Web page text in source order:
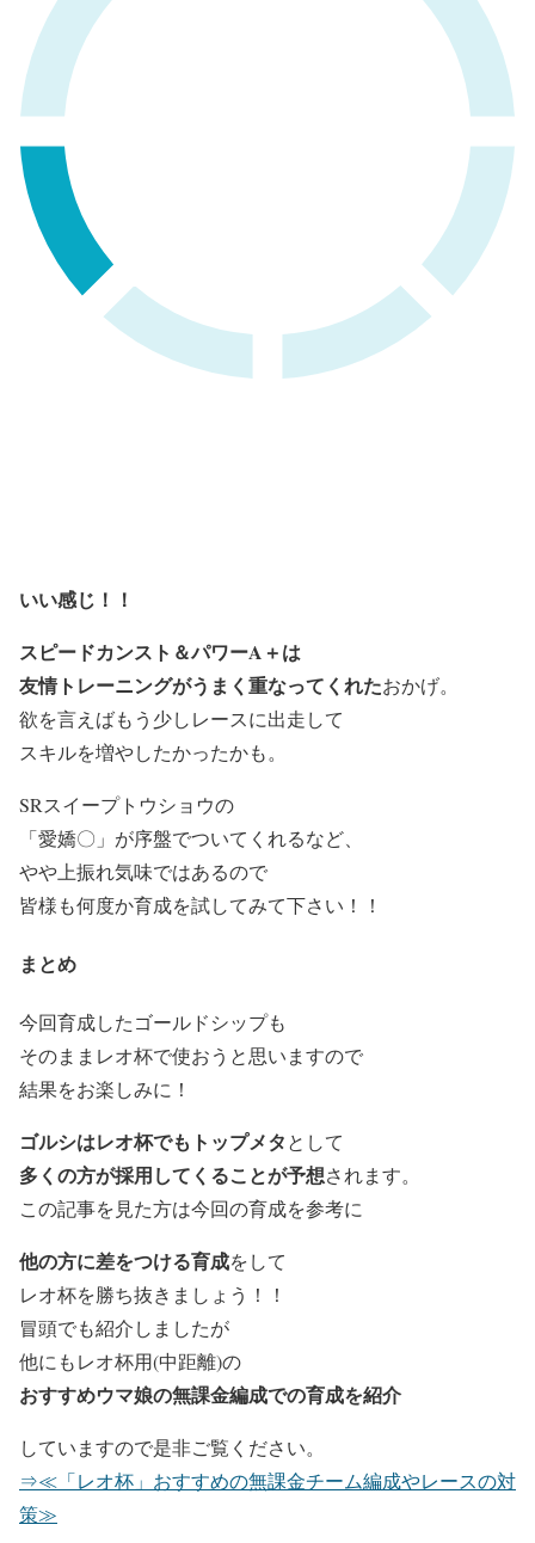
いい感じ！！
スピードカンスト＆パワーA＋は
友情トレーニングがうまく重なってくれたおかげ。
欲を言えばもう少しレースに出走して
スキルを増やしたかったかも。
SRスイープトウショウの
「愛嬌〇」が序盤でついてくれるなど、
やや上振れ気味ではあるので
皆様も何度か育成を試してみて下さい！！
まとめ
今回育成したゴールドシップも
そのままレオ杯で使おうと思いますので
結果をお楽しみに！
ゴルシはレオ杯でもトップメタとして
多くの方が採用してくることが予想されます。
この記事を見た方は今回の育成を参考に
他の方に差をつける育成をして
レオ杯を勝ち抜きましょう！！
冒頭でも紹介しましたが
他にもレオ杯用(中距離)の
おすすめウマ娘の無課金編成での育成を紹介
していますので是非ご覧ください。
⇒≪「レオ杯」おすすめの無課金チーム編成やレースの対
策≫